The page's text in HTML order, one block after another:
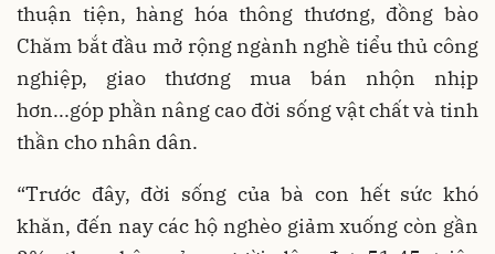
thuận tiện, hàng hóa thông thương, đồng bào
Chăm bắt đầu mở rộng ngành nghề tiểu thủ công
nghiệp, giao thương mua bán nhộn nhịp
hơn...góp phần nâng cao đời sống vật chất và tinh
thần cho nhân dân.
“Trước đây, đời sống của bà con hết sức khó
khăn, đến nay các hộ nghèo giảm xuống còn gần